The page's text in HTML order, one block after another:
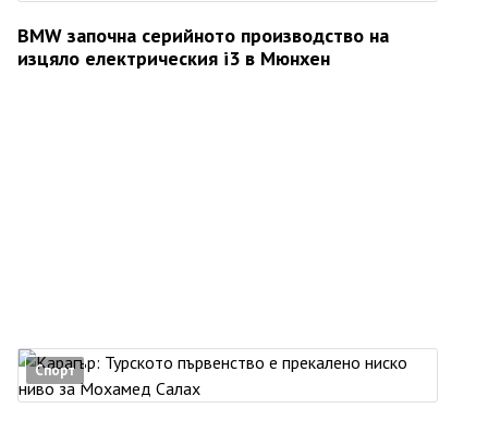
BMW започна серийното производство на
изцяло електрическия i3 в Мюнхен
Спорт